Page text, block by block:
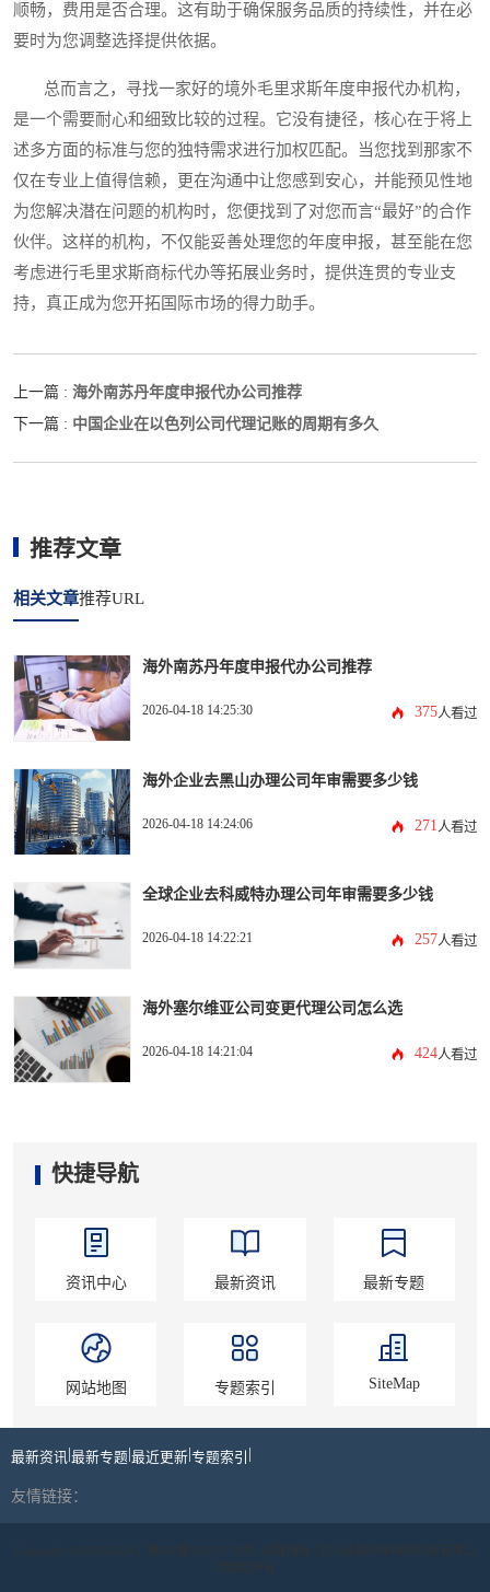
顺畅，费用是否合理。这有助于确保服务品质的持续性，并在必
要时为您调整选择提供依据。
总而言之，寻找一家好的境外毛里求斯年度申报代办机构，
是一个需要耐心和细致比较的过程。它没有捷径，核心在于将上
述多方面的标准与您的独特需求进行加权匹配。当您找到那家不
仅在专业上值得信赖，更在沟通中让您感到安心，并能预见性地
为您解决潜在问题的机构时，您便找到了对您而言“最好”的合作
伙伴。这样的机构，不仅能妥善处理您的年度申报，甚至能在您
考虑进行毛里求斯商标代办等拓展业务时，提供连贯的专业支
持，真正成为您开拓国际市场的得力助手。
上一篇 : 海外南苏丹年度申报代办公司推荐
下一篇 : 中国企业在以色列公司代理记账的周期有多久
推荐文章
相关文章推荐URL
海外南苏丹年度申报代办公司推荐
2026-04-18 14:25:30 375人看过
海外企业去黑山办理公司年审需要多少钱
2026-04-18 14:24:06 271人看过
全球企业去科威特办理公司年审需要多少钱
2026-04-18 14:22:21 257人看过
海外塞尔维亚公司变更代理公司怎么选
2026-04-18 14:21:04 424人看过
快捷导航
资讯中心 最新资讯 最新专题
网站地图 专题索引 SiteMap
最新资讯 最新专题 最近更新 专题索引
友情链接：